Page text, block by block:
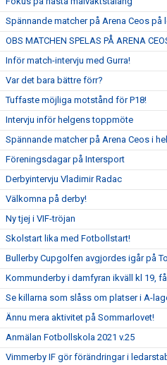
Spännande matcher på Arena Ceos på
OBS MATCHEN SPELAS PÅ ARENA
Inför match-intervju med Gurra!
Var det bara bättre förr?
Tuffaste möjliga motstånd för P18!
Intervju inför helgens toppmöte
Spännande matcher på Arena Ceos i
Föreningsdagar på Intersport
Derbyintervju Vladimir Radac
Välkomna på derby!
Ny tjej i VIF-tröjan
Skolstart lika med Fotbollstart!
Bullerby Cupgolfen avgjordes igår på
Kommunderby i damfyran ikväll kl 19,
Se killarna som slåss om platser i A-
Ännu mera aktivitet på Sommarlovet!
Anmälan Fotbollskola 2021 v.25
Vimmerby IF gör förändringar i